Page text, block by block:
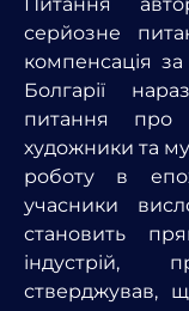
серйозне
компенсація
Болгарії
питання про
художники та
роботу в
учасники
становить
індустрій,
стверджував,